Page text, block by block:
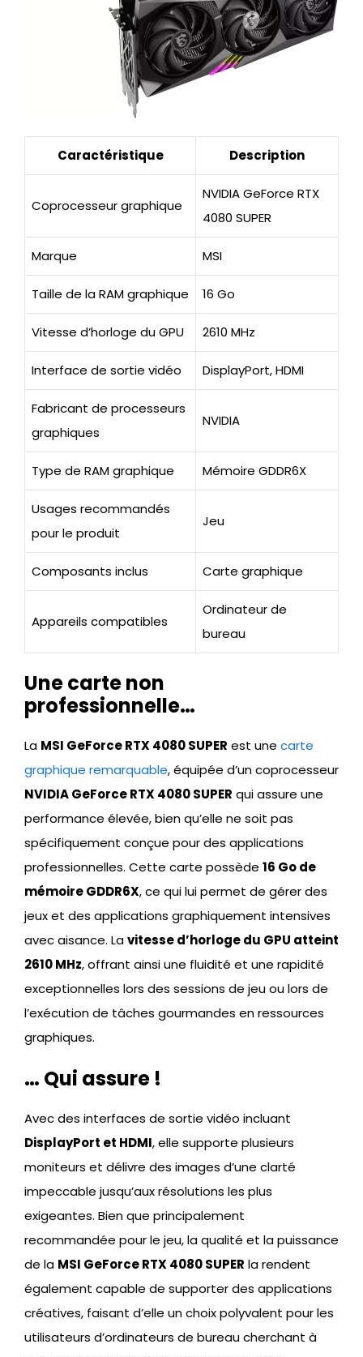
Caractéristique Description
Coprocesseur graphique
NVIDIA GeForce RTX
4080 SUPER
Marque MSI
Taille de la RAM graphique 16 Go
Vitesse d’horloge du GPU 2610 MHz
Interface de sortie vidéo DisplayPort, HDMI
Fabricant de processeurs
graphiques
NVIDIA
Type de RAM graphique Mémoire GDDR6X
Usages recommandés
pour le produit
Jeu
Composants inclus Carte graphique
Appareils compatibles
Ordinateur de
bureau
Une carte non
professionnelle…
La MSI GeForce RTX 4080 SUPER est une carte
graphique remarquable, équipée d’un coprocesseur
NVIDIA GeForce RTX 4080 SUPER qui assure une
performance élevée, bien qu’elle ne soit pas
spécifiquement conçue pour des applications
professionnelles. Cette carte possède 16 Go de
mémoire GDDR6X, ce qui lui permet de gérer des
jeux et des applications graphiquement intensives
avec aisance. Lavitesse d’horloge du GPU atteint
2610 MHz, offrant ainsi une fluidité et une rapidité
exceptionnelles lors des sessions de jeu ou lors de
l’exécution de tâches gourmandes en ressources
graphiques.
… Qui assure !
Avec des interfaces de sortie vidéo incluant
DisplayPort et HDMI, elle supporte plusieurs
moniteurs et délivre des images d’une clarté
impeccable jusqu’aux résolutions les plus
exigeantes. Bien que principalement
recommandée pour le jeu, la qualité et la puissance
de la MSI GeForce RTX 4080 SUPER la rendent
également capable de supporter des applications
créatives, faisant d’elle un choix polyvalent pour les
utilisateurs d’ordinateurs de bureau cherchant à